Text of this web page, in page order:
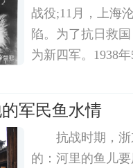
战役;11月，上海
陷。为了抗日救
为新四军。1938
委：宁绍、台州
军民鱼水情
抗战时期，
的：河里的鱼儿